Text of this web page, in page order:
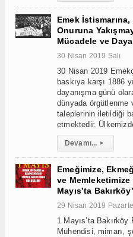
Emek
Onuruna
Mücadele ve
30 Nisan 2019 Salı
30 Nisan 2019
baskıya karşı 1886
dayanışma günü
dünyada örgütlenme
taleplerinin iletildiği
etmektedir.
Devamı... ▸
Emeğimize,
ve Memleketimize
Mayıs’ta
29 Nisan 2019
1 Mayıs’ta Bakırköy
Mühendisi, mimarı,